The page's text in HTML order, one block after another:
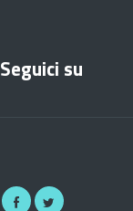
Seguici su